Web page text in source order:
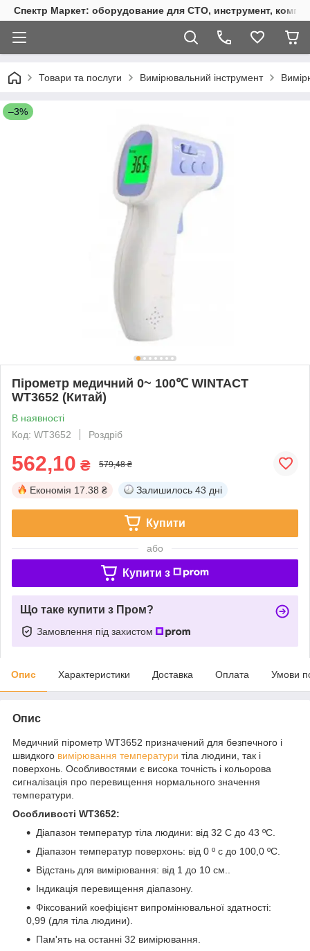
Спектр Маркет: оборудование для СТО, инструмент,
Товари та послуги Вимірювальний інструмент
–3%
Пірометр медичний 0~ 100℃ WINTACT
WT3652 (Китай)
В наявності
Код: WT3652
Роздріб
562,10 ₴ 579,48 ₴
Економія 17.38 ₴ Залишилось 43 дні
Купити
або
Купити з
Що таке купити з Пром?
Замовлення під захистом
Опис Характеристики Доставка Оплата Умови
Опис
Медичний пірометр WT3652 призначений для безпечного і
швидкого вимірювання температури тіла людини, так і
поверхонь. Особливостями є висока точність і кольорова
сигналізація про перевищення нормального значення
температури.
Особливості WT3652:
Діапазон температур тіла людини: від 32 C до 43 ºC.
Діапазон температур поверхонь: від 0 º c до 100,0 ºC.
Відстань для вимірювання: від 1 до 10 см..
Індикація перевищення діапазону.
Фіксований коефіцієнт випромінювальної здатності:
0,99 (для тіла людини).
Пам'ять на останні 32 вимірювання.